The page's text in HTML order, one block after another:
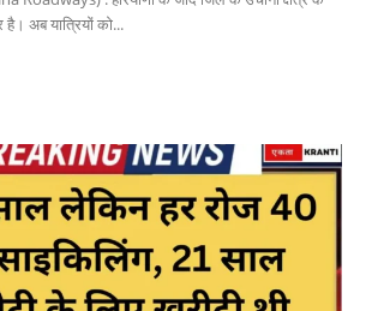
है। अब यात्रियों को...